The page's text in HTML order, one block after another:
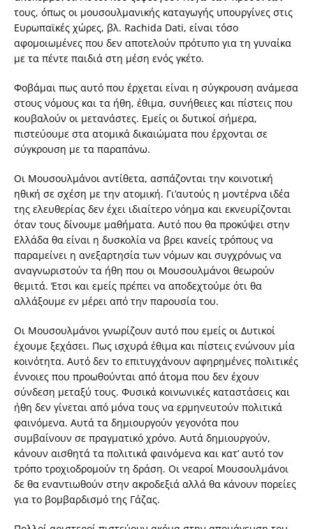
τους, όπως οι μουσουλμανικής καταγωγής υπουργίνες στις
Ευρωπαϊκές χώρες, βλ. Rachida Dati, είναι τόσο
αφομοιωμένες που δεν αποτελούν πρότυπο για τη γυναίκα
με τα πέντε παιδιά στη μέση ενός γκέτο.
Φοβάμαι πως αυτό που έρχεται είναι η σύγκρουση ανάμεσα
στους νόμους και τα ήθη, έθιμα, συνήθειες και πίστεις που
κουβαλούν οι μετανάστες. Εμείς οι δυτικοί σήμερα,
πιστεύουμε στα ατομικά δικαιώματα που έρχονται σε
σύγκρουση με τα παραπάνω.
Οι Μουσουλμάνοι αντίθετα, ασπάζονται την κοινοτική
ηθική σε σχέση με την ατομική. Γι’αυτούς η μοντέρνα ιδέα
της ελευθερίας δεν έχει ιδιαίτερο νόημα και εκνευρίζονται
όταν τους δίνουμε μαθήματα. Αυτό που θα προκύψει στην
Ελλάδα θα είναι η δυσκολία να βρει κανείς τρόπους να
παραμείνει η ανεξαρτησία των νόμων και συγχρόνως να
αναγνωριστούν τα ήθη που οι Μουσουλμάνοι θεωρούν
θεμιτά. Έτσι και εμείς πρέπει να αποδεχτούμε ότι θα
αλλάξουμε εν μέρει από την παρουσία του.
Οι Μουσουλμάνοι γνωρίζουν αυτό που εμείς οι Δυτικοί
έχουμε ξεχάσει. Πως ισχυρά έθιμα και πίστεις ενώνουν μία
κοινότητα. Αυτό δεν το επιτυγχάνουν αφηρημένες πολιτικές
έννοιες που προωθούνται από άτομα που δεν έχουν
σύνδεση μεταξύ τους. Φυσικά κοινωνικές καταστάσεις και
ήθη δεν γίνεται από μόνα τους να ερμηνευτούν πολιτικά
φαινόμενα. Αυτά τα δημιουργούν γεγονότα που
συμβαίνουν σε πραγματικό χρόνο. Αυτά δημιουργούν,
κάνουν αισθητά τα πολιτικά φαινόμενα και κατ’ αυτό τον
τρόπο τροχιοδρομούν τη δράση. Οι νεαροί Μουσουλμάνοι
δε θα εναντιωθούν στην ακροδεξιά αλλά θα κάνουν πορείες
για το βομβαρδισμό της Γάζας.